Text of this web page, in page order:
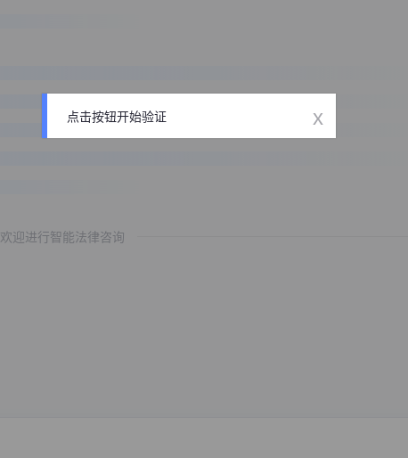
欢迎进行智能法律咨询
点击按钮开始验证 x